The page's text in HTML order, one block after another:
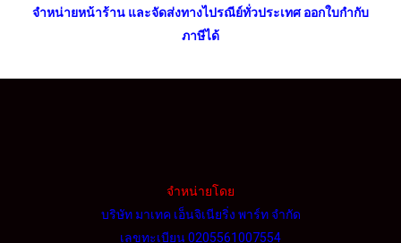
จำหน่ายหน้าร้าน และจัดส่งทางไปรณีย์ทั่วประเทศ ออกใบกำกับ
ภาษีได้
จำหน่ายโดย
บริษัท มาเทค เอ็นจิเนียริ่ง พาร์ท จำกัด
เลขทะเบียน 0205561007554